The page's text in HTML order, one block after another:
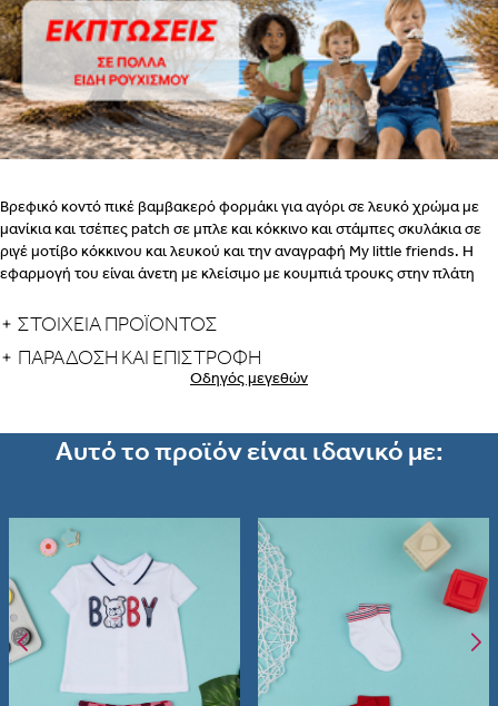
Βρεφικό κοντό πικέ βαμβακερό φορμάκι για αγόρι σε λευκό χρώμα με
μανίκια και τσέπες patch σε μπλε και κόκκινο και στάμπες σκυλάκια σε
ριγέ μοτίβο κόκκινου και λευκού και την αναγραφή My little friends. Η
εφαρμογή του είναι άνετη με κλείσιμο με κουμπιά τρουκς στην πλάτη
ΣΤΟΙΧΕΙΑ ΠΡΟΪΟΝΤΟΣ
ΠΑΡΆΔΟΣΗ ΚΑΙ ΕΠΙΣΤΡΟΦΉ
Οδηγός μεγεθών
ΒΗΜΑ 1
ΒΗΜΑ 2
ΕΣΩΡΟΥΧΑ ΓΙΑ ΜΕΤΑ ΤΟΝ
ΤΟΚΕΤΟ – ΣΛΙΠ, ΖΩΝΗ, ΚΟΡΣΕΣ
ΠΩΣ
ΒΗΜΑ
Αυτό το προϊόν είναι ιδανικό με:
Armenia
Portugal Romania
εδώ